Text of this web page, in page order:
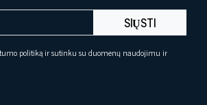
SIŲSTI
politiką ir sutinku su duomenų naudojimu ir